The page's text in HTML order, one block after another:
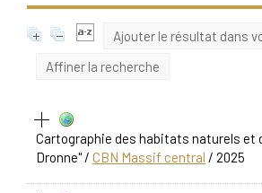
Ajouter le résultat dans
Affiner la recherche
Cartographie des habitats naturels et
Dronne"/ CBN Massif central / 2025